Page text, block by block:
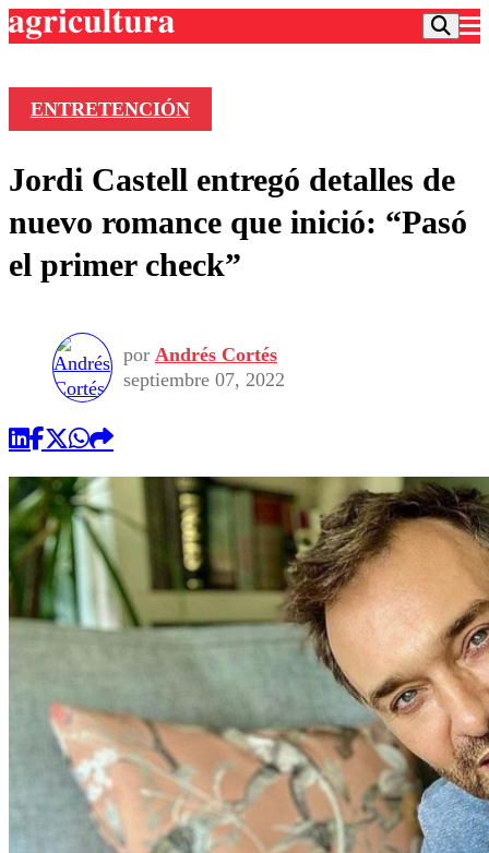
Frecuencias
Agricultura TV
Deportes
Colo Colo
Seleccion Chilena
Torneo Internacional
Entretención
Economía
Internacional
Publicaciones en medios
Opinión
ENTRETENCIÓN
Jordi Castell entregó detalles de
nuevo romance que inició: “Pasó
el primer check”
por Andrés Cortés
septiembre 07, 2022